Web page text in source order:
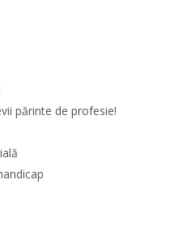
părinte de profesie!